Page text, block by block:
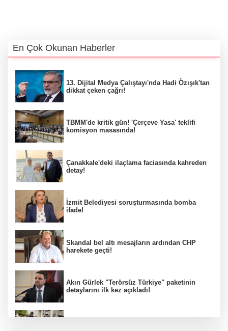
En Çok Okunan Haberler
13. Dijital Medya Çalıştayı'nda Hadi Özışık'tan
dikkat çeken çağrı!
TBMM'de kritik gün! 'Çerçeve Yasa' teklifi
komisyon masasında!
Çanakkale'deki ilaçlama faciasında kahreden
detay!
İzmit Belediyesi soruşturmasında bomba
ifade!
Skandal bel altı mesajların ardından CHP
harekete geçti!
Akın Gürlek "Terörsüz Türkiye" paketinin
detaylarını ilk kez açıkladı!